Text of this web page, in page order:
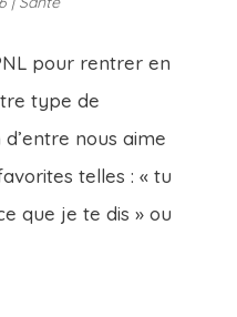
pour rentrer en
type de
nous aime
telles : « tu
que je te dis » ou